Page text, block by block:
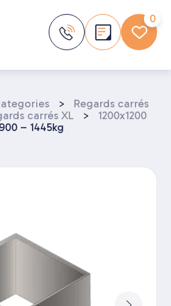
0
>
Regards carrés
carrés XL >
1200x1200
– 1445kg